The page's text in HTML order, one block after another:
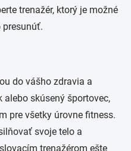
trenažér, ktorý je možné
do vášho zdravia a
alebo skúsený športovec,
pre všetky úrovne fitness.
svoje telo a
trenažérom ešte